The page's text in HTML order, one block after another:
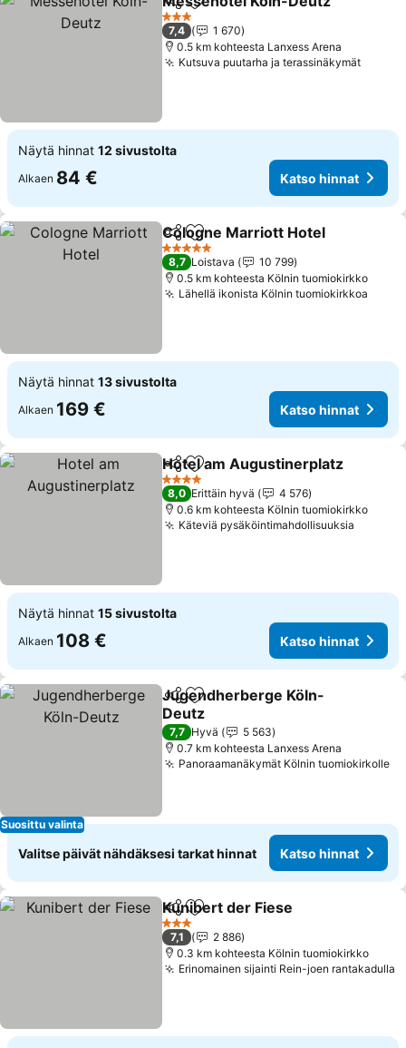
Jaa Lisää suosikkeihin
3 Tähtiluokitus
7,4
1 670
0.5 km kohteesta Lanxess Arena
Kutsuva puutarha ja terassinäkymät
Näytä hinnat 12 sivustolta
Alkaen 84 € Katso hinnat
Jaa Lisää suosikkeihin
Cologne Marriott Hotel
5 Tähtiluokitus
8,7 Loistava
10 799
0.5 km kohteesta Kölnin tuomiokirkko
Lähellä ikonista Kölnin tuomiokirkkoa
Näytä hinnat 13 sivustolta
Alkaen 169 € Katso hinnat
Jaa Lisää suosikkeihin
Hotel am Augustinerplatz
4 Tähtiluokitus
8,0 Erittäin hyvä
4 576
0.6 km kohteesta Kölnin tuomiokirkko
Käteviä pysäköintimahdollisuuksia
Näytä hinnat 15 sivustolta
Alkaen 108 € Katso hinnat
Suosittu valinta
Jaa Lisää suosikkeihin
Jugendherberge Köln-
Deutz
7,7 Hyvä
5 563
0.7 km kohteesta Lanxess Arena
Panoraamanäkymät Kölnin tuomiokirkolle
Valitse päivät nähdäksesi tarkat hinnat Katso hinnat
Jaa Lisää suosikkeihin
Kunibert der Fiese
3 Tähtiluokitus
7,1
2 886
0.3 km kohteesta Kölnin tuomiokirkko
Erinomainen sijainti Rein-joen rantakadulla